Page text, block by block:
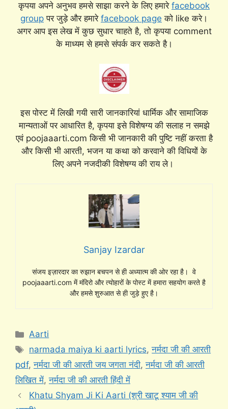
कृपया अपने अनुभव हमसे साझा करने के लिए हमारे facebook
group पर जुड़े और हमारे facebook page को like करे।
अगर आप इस लेख में कुछ सुधार चाहते है, तो कृपया comment
के माध्यम से हमसे संपर्क कर सकते है।
इस पोस्ट में लिखी गयी सारी जानकारियां धार्मिक और सामाजिक
मान्यताओं पर आधारित है, कृपया इसे विशेषग्य की सलाह न समझे
एवं poojaaarti.com किसी भी जानकारी की पुष्टि नहीं करता है
और किसी भी आरती, भजन या कथा को करवाने की विधियों के
लिए अपने नजदीकी विशेषग्य की राय ले।
Sanjay Izardar
संजय इज़ारदार का रुझान बचपन से ही अध्यात्म की ओर रहा है। वे
poojaaarti.com में मंदिरो और त्योहारों के पोस्ट में हमारा सहयोग करते है
और हमसे शुरुआत से ही जुड़े हुए है।
Categories
Aarti
Tags
narmada maiya ki aarti lyrics,नर्मदा जी की आरती
pdf,नर्मदा जी की आरती जय जगता नंदी,नर्मदा जी की आरती
लिखित में,नर्मदा जी की आरती हिंदी में
Khatu Shyam Ji Ki Aarti (श्री खाटू श्याम जी की